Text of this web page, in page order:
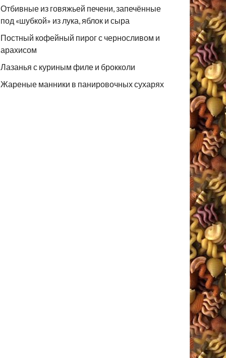
Отбивные из говяжьей печени, запечённые
под «шубкой» из лука, яблок и сыра
Постный кофейный пирог с черносливом и
арахисом
Лазанья с куриным филе и брокколи
Жареные манники в панировочных сухарях